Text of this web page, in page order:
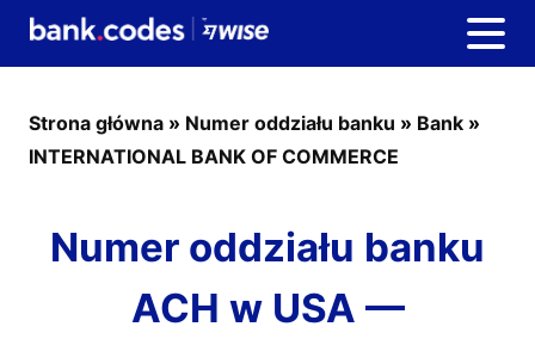
Strona główna » Numer oddziału banku » Bank »
INTERNATIONAL BANK OF COMMERCE
Numer oddziału banku
ACH w USA —